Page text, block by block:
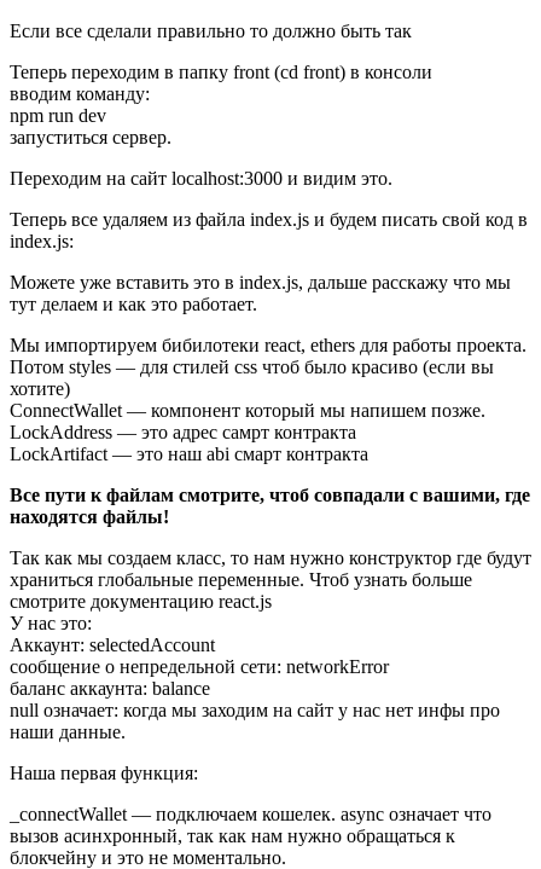
Если все сделали правильно то должно быть так
Теперь переходим в папку front (cd front) в консоли
вводим команду:
npm run dev
запуститься сервер.
Переходим на сайт localhost:3000 и видим это.
Теперь все удаляем из файла index.js и будем писать свой код в
index.js:
Можете уже вставить это в index.js, дальше расскажу что мы
тут делаем и как это работает.
Мы импортируем бибилотеки react, ethers для работы проекта.
Потом styles — для стилей css чтоб было красиво (если вы
хотите)
ConnectWallet — компонент который мы напишем позже.
LockAddress — это адрес самрт контракта
LockArtifact — это наш abi смарт контракта
Все пути к файлам смотрите, чтоб совпадали с вашими, где
находятся файлы!
Так как мы создаем класс, то нам нужно конструктор где будут
храниться глобальные переменные. Чтоб узнать больше
смотрите документацию react.js
У нас это:
Аккаунт: selectedAccount
сообщение о непредельной сети: networkError
баланс аккаунта: balance
null означает: когда мы заходим на сайт у нас нет инфы про
наши данные.
Наша первая функция:
_connectWallet — подключаем кошелек. async означает что
вызов асинхронный, так как нам нужно обращаться к
блокчейну и это не моментально.